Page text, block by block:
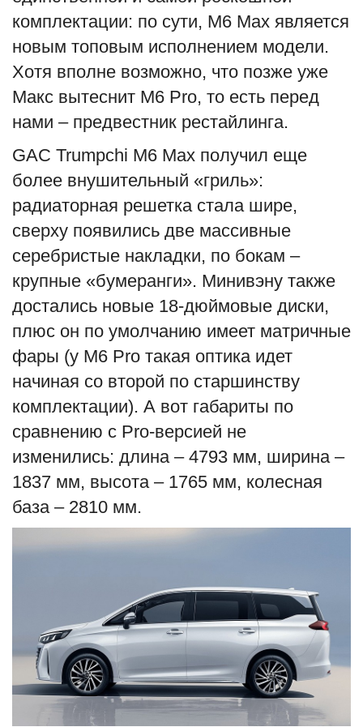
комплектации: по сути, M6 Max является
новым топовым исполнением модели.
Хотя вполне возможно, что позже уже
Макс вытеснит M6 Pro, то есть перед
нами – предвестник рестайлинга.
GAC Trumpchi M6 Max получил еще
более внушительный «гриль»:
радиаторная решетка стала шире,
сверху появились две массивные
серебристые накладки, по бокам –
крупные «бумеранги». Минивэну также
достались новые 18-дюймовые диски,
плюс он по умолчанию имеет матричные
фары (у M6 Pro такая оптика идет
начиная со второй по старшинству
комплектации). А вот габариты по
сравнению с Pro-версией не
изменились: длина – 4793 мм, ширина –
1837 мм, высота – 1765 мм, колесная
база – 2810 мм.